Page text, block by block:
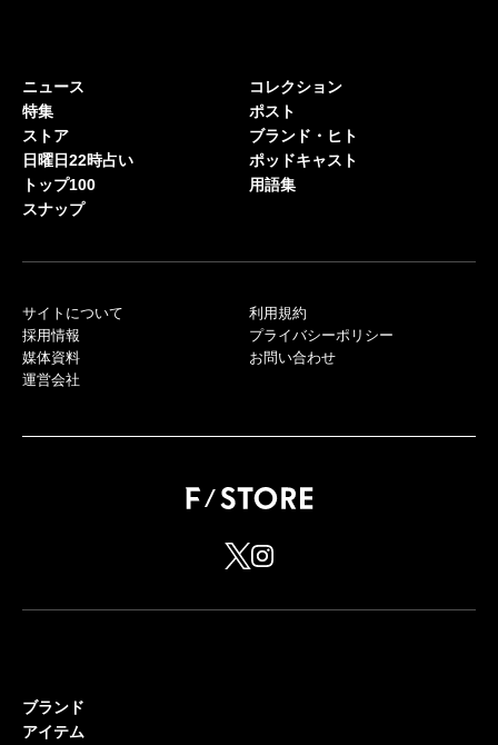
ニュース
特集
ストア
日曜日22時占い
トップ100
スナップ
コレクション
ポスト
ブランド・ヒト
ポッドキャスト
用語集
サイトについて
採用情報
媒体資料
運営会社
利用規約
プライバシーポリシー
お問い合わせ
ブランド
アイテム